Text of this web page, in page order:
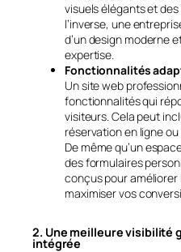
visuels élégants et
l’inverse, une
d’un design moderne
expertise.
Fonctionnalités
Un site web
fonctionnalités qui
visiteurs. Cela peut
réservation en ligne
De même qu’un
des formulaires
conçus pour améliorer
maximiser vos
2. Une meilleure visibilité
intégrée